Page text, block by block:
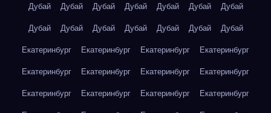
Дубай
Дубай Дубай Дубай Дубай Дубай
Дубай
Дубай
Дубай Дубай Дубай Дубай Дубай
Дубай
Екатеринбург
Екатеринбург Екатеринбург
Екатеринбург
Екатеринбург
Екатеринбург Екатеринбург
Екатеринбург
Екатеринбург
Екатеринбург Екатеринбург
Екатеринбург